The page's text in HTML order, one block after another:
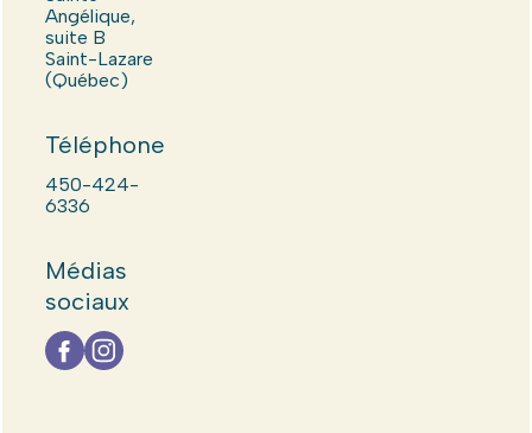
Angélique,
suite B
Saint-Lazare
(Québec)
Téléphone
450-424-
6336
Médias
sociaux